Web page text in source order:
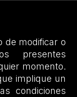
de modificar o
presentes
momento.
implique un
condiciones